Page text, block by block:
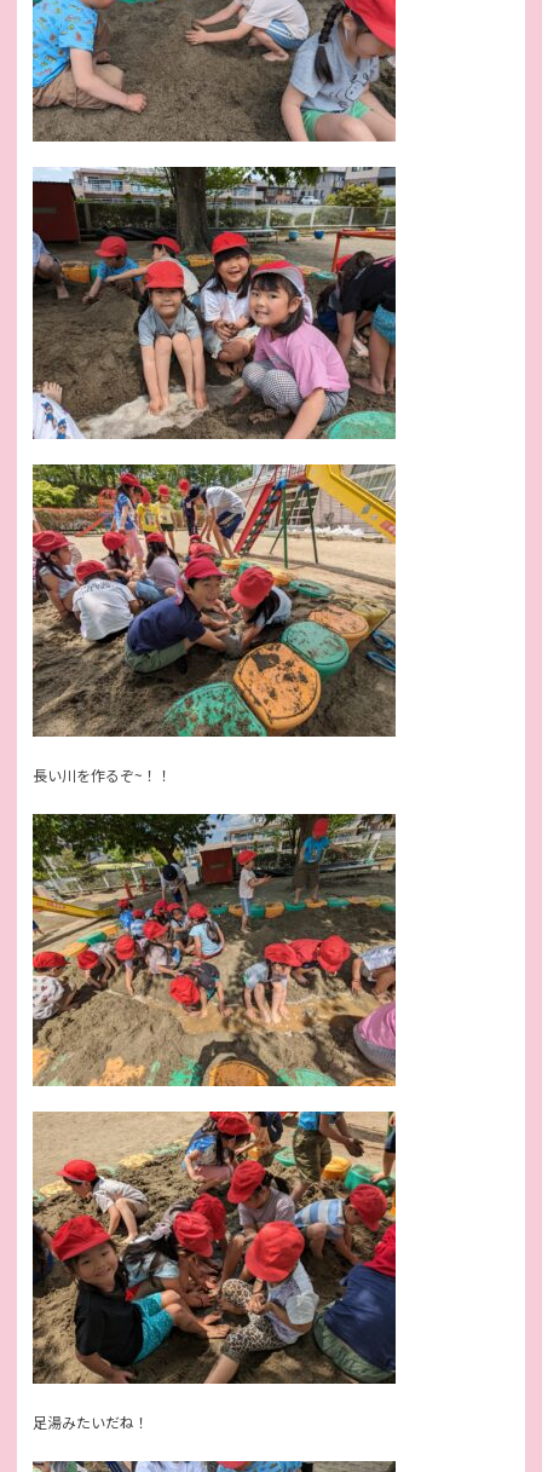
長い川を作るぞ~！！
足湯みたいだね！